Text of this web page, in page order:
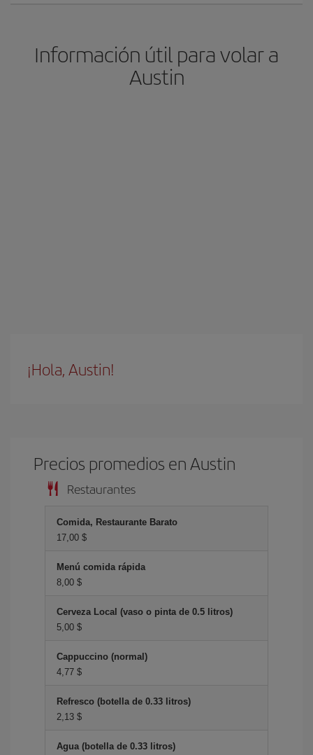
Información útil para volar a
Austin
¡Hola, Austin!
Precios promedios en Austin
Restaurantes
Comida, Restaurante Barato
17,00 $
Menú comida rápida
8,00 $
Cerveza Local (vaso o pinta de 0.5 litros)
5,00 $
Cappuccino (normal)
4,77 $
Refresco (botella de 0.33 litros)
2,13 $
Agua (botella de 0.33 litros)